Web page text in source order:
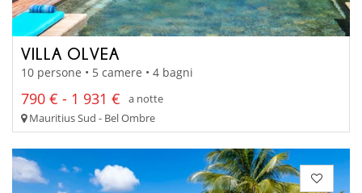
VILLA OLVEA
10 persone • 5 camere • 4 bagni
790 € - 1 931 €
a notte
Mauritius Sud - Bel Ombre